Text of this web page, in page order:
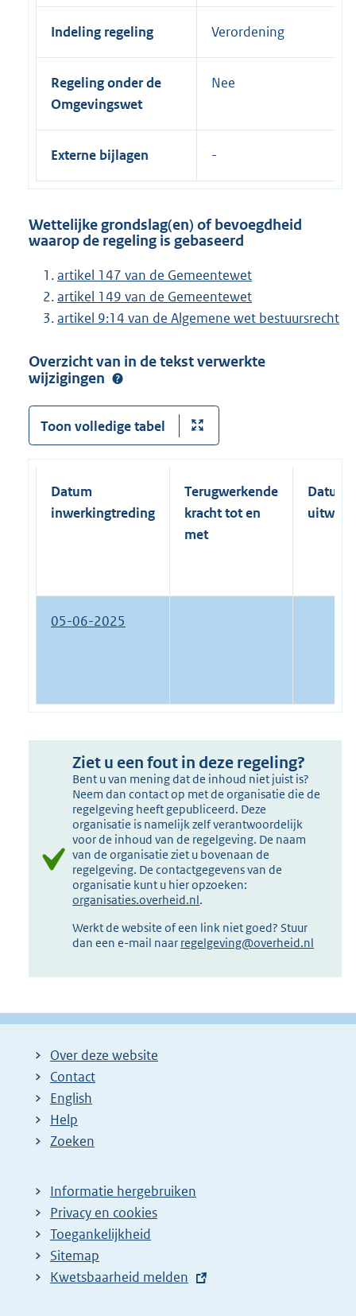
Indeling regeling Verordening
Regeling onder de
Omgevingswet
Nee
Externe bijlagen
Wettelijke grondslag(en) of bevoegdheid
waarop de regeling is gebaseerd
artikel 147 van de Gemeentewet
artikel 149 van de Gemeentewet
artikel 9:14 van de Algemene wet bestuursrecht
Overzicht van in de tekst verwerkte
wijzigingen
Toon volledige tabel
Datum
inwerkingtreding
Terugwerkende
kracht tot en
met
Datum
05-06-2025
Ziet u een fout in deze regeling?
Bent u van mening dat de inhoud niet juist is?
Neem dan contact op met de organisatie die de
regelgeving heeft gepubliceerd. Deze
organisatie is namelijk zelf verantwoordelijk
voor de inhoud van de regelgeving. De naam
van de organisatie ziet u bovenaan de
regelgeving. De contactgegevens van de
organisatie kunt u hier opzoeken:
organisaties.overheid.nl.
Werkt de website of een link niet goed? Stuur
dan een e-mail naar regelgeving@overheid.nl
Over deze website
Contact
English
Help
Zoeken
Informatie hergebruiken
Privacy en cookies
Toegankelijkheid
Sitemap
E
Kwetsbaarheid melden